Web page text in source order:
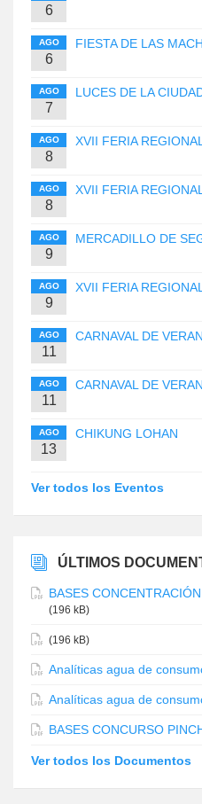
6
AGO
6
FIESTA DE LAS
AGO
7
LUCES DE LA
AGO
8
XVII FERIA
AGO
8
XVII FERIA
AGO
9
MERCADILLO DE
AGO
9
XVII FERIA
AGO
11
CARNAVAL DE
AGO
11
CARNAVAL DE
AGO
13
CHIKUNG LOHAN
Ver todos los Eventos
ÚLTIMOS
BASES
(196 kB)
(196 kB)
Analíticas agua de
Analíticas agua de
BASES CONCURSO
Ver todos los Documentos